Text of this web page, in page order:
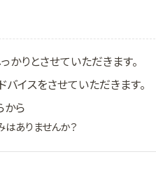
かりとさせていただきます。
イスをさせていただきます。
から
はありませんか？